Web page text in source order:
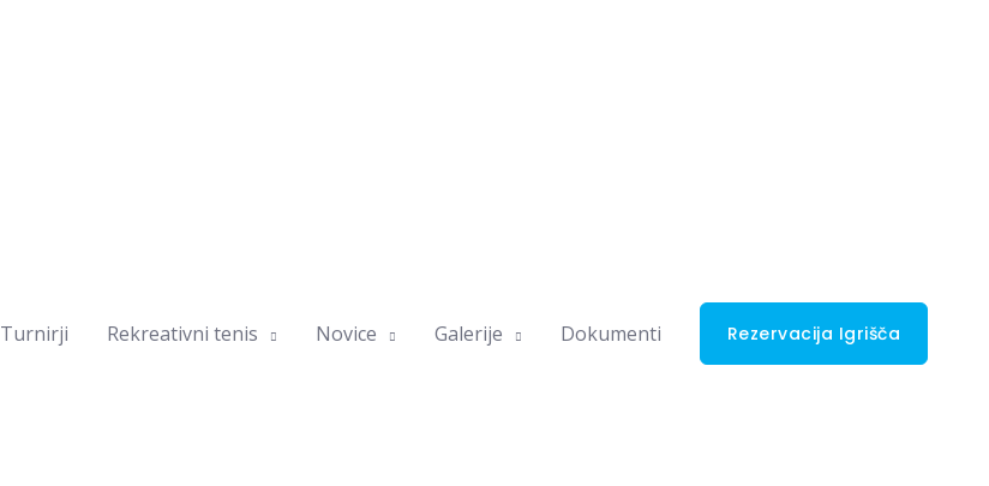
Turnirji Rekreativni tenis Novice Galerije Dokumenti Rezervacija Igrišča